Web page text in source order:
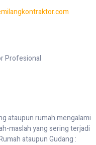
ataupun rumah mengalami
maslah yang sering terjadi
ataupun Gudang :